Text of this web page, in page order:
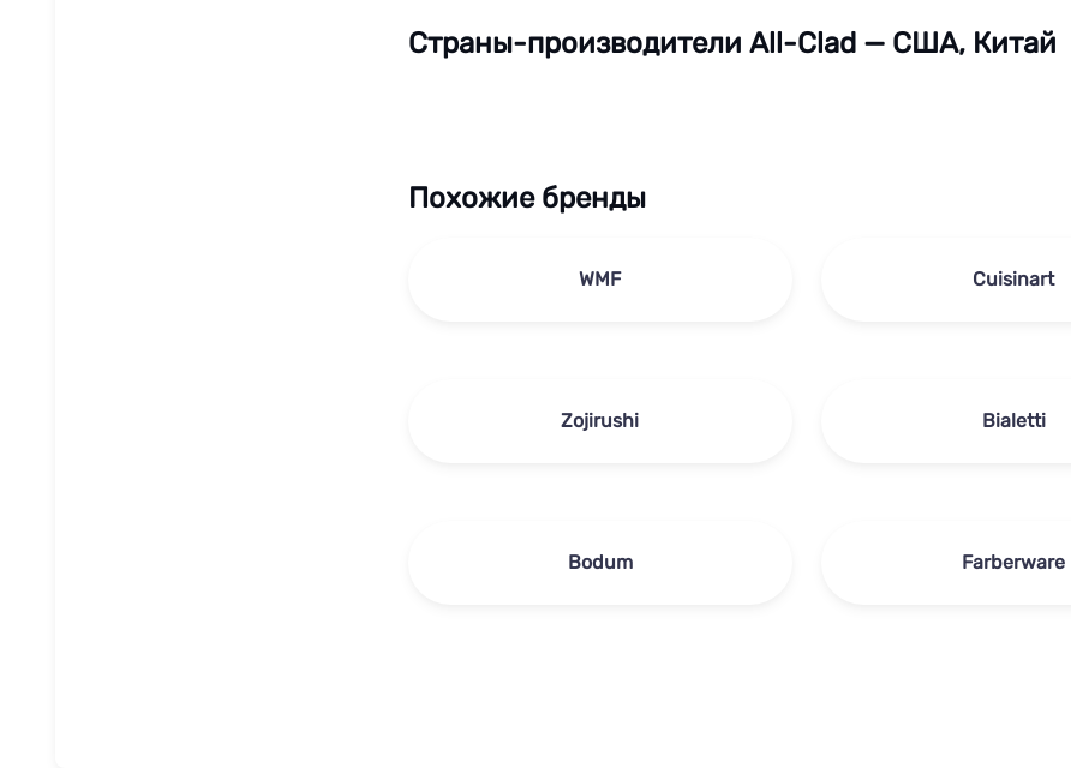
Страны-производители All-Clad — США, Китай
Похожие бренды
WMF Cuisinart
Zojirushi Bialetti
Bodum Farberware